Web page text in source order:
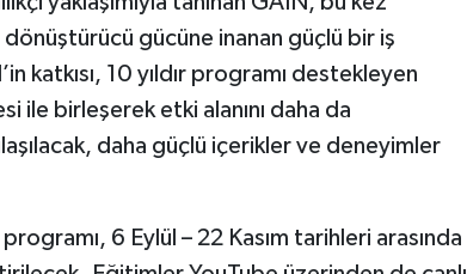
gücüne inanan güçlü bir iş
katkısı, 10 yıldır programı destekleyen
ile birleşerek etki alanını daha da
daha güçlü içerikler ve deneyimler
6 Eylül – 22 Kasım tarihleri arasında